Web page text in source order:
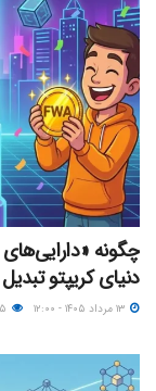
چگونه
دنیای کریپتو